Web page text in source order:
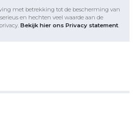
met betrekking tot de bescherming van
en hechten veel waarde aan de
Bekijk hier ons Privacy statement.